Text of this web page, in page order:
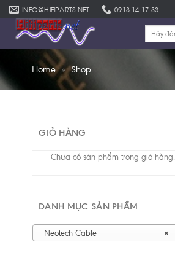
Skip
to
content
INFO@HIFIPARTS.NET 0913 14.17.33
Tìm
Home » Shop
GIỎ HÀNG
Chưa có sản phẩm trong giỏ hàng.
DANH MỤC SẢN PHẨM
×
Neotech Cable